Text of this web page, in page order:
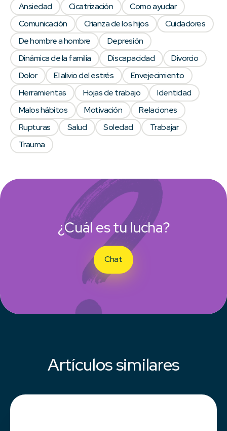
¿Cuál es tu lucha?
Chat
Ansiedad
Cicatrización
Como ayudar
Comunicación
Crianza de los hijos
Cuidadores
De hombre a hombre
Depresión
Dinámica de la familia
Discapacidad
Divorcio
Dolor
El alivio del estrés
Envejecimiento
Herramientas
Hojas de trabajo
Identidad
Malos hábitos
Motivación
Relaciones
Rupturas
Salud Soledad
Trabajar
Trauma
Artículos similares